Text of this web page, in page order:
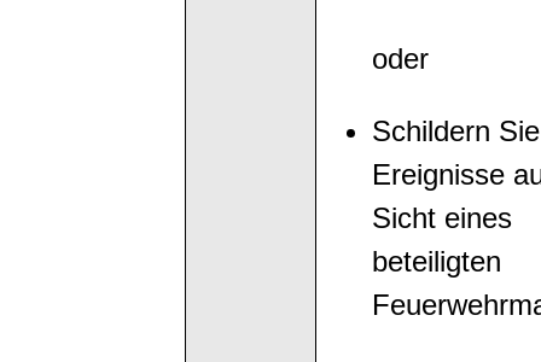
oder
Schildern
Ereignisse
Sicht eines
beteiligten